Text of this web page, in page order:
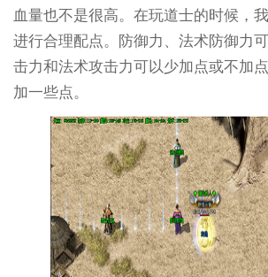
血量也不是很高。在玩道士的时候，
进行合理配点。防御力、法术防御力
击力和法术攻击力可以少加点或不加
加一些点。